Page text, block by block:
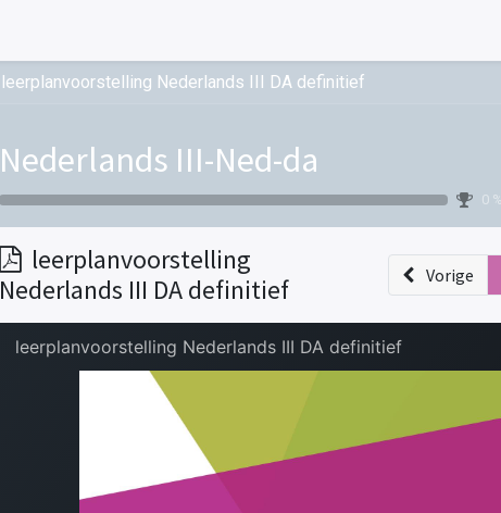
leerplanvoorstelling Nederlands III DA definitief
Nederlands III-Ned-da
0 %
leerplanvoorstelling
Nederlands III DA definitief
Vorige